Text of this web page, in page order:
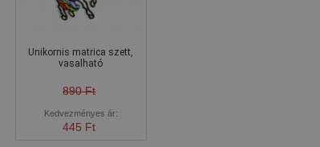
Unikornis matrica szett,
vasalható
890 Ft
Kedvezményes ár:
445 Ft